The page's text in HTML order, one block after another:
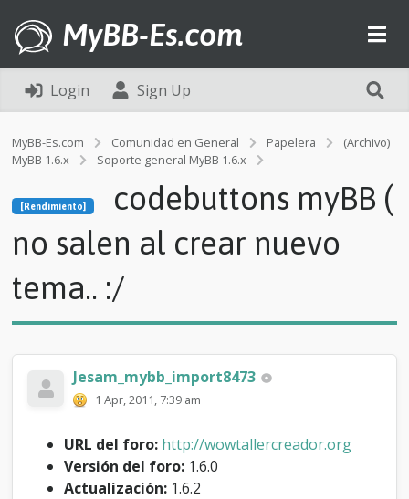
MyBB-Es.com
Login Sign Up
MyBB-Es.com Comunidad en General Papelera
(Archivo)
MyBB 1.6.x
Soporte general MyBB 1.6.x
c
o
m
(
[Rendimiento]
codebuttons myBB (
no salen al crear nuevo
tema.. :/
Jesam_mybb_import8473
1 Apr, 2011, 7:39 am
URL del foro: http://wowtallercreador.org
Versión del foro: 1.6.0
Actualización: 1.6.2